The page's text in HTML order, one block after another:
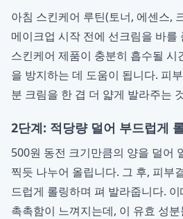
아침 스킨케어 루틴(토너, 에센스,
메이크업 시작 전에 선크림을 바를
스킨케어 제품이 충분히 흡수될 시
을 방지하는 데 도움이 됩니다. 피
분 크림을 한 겹 더 얇게 발라주는
2단계: 적당량 덜어 부드럽게
500원 동전 크기만큼의 양을 덜어
찍듯 나누어 올립니다. 그 후, 피부
드럽게 롤링하며 펴 발라줍니다.
촉촉함이 느껴지는데, 이 유효 성